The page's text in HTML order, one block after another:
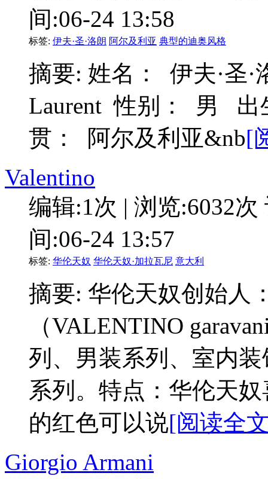
间:06-24 13:58
标签: 伊夫·圣·洛朗 阿尔及利亚 典型的迪奥风格
摘要: 姓名： 伊夫·圣·
Laurent 性别： 男 出
贯： 阿尔及利亚&nb[
Valentino
编辑:1次 | 浏览:6032次
间:06-24 13:57
标签: 华伦天奴 华伦天奴·加拉瓦尼 意大利
摘要: 华伦天奴创始人
（VALENTINO
列、男装系列、室内
系列。特点：华伦天
的红色可以说[阅读全
Giorgio Armani